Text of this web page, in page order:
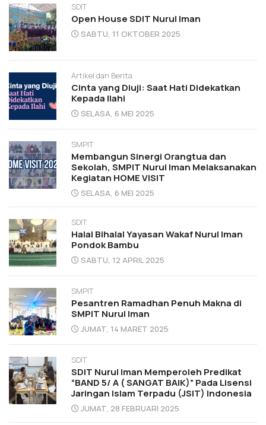
SDIT
Open House SDIT Nurul Iman
SABTU, 11 OKTOBER 2025
Artikel dan Berita
Cinta yang Diuji: Saat Hati Didekatkan
Kepada Ilahi
SELASA, 6 MEI 2025
SMPIT
Membangun Sinergi Orangtua dan
Sekolah, SMPIT Nurul Iman Melaksanakan
Kegiatan HOME VISIT
SELASA, 6 MEI 2025
SDIT
Halal Bihalal Yayasan Wakaf Nurul Iman
Pondok Bambu
SABTU, 12 APRIL 2025
SMPIT
Pesantren Ramadhan Penuh Makna di
SMPIT Nurul Iman
JUMAT, 14 MARET 2025
SDIT
SDIT Nurul Iman Memperoleh Predikat
“BAND 5/ A ( SANGAT BAIK)” Pada Lisensi
Jaringan Islam Terpadu (JSIT) Indonesia
JUMAT, 28 FEBRUARI 2025